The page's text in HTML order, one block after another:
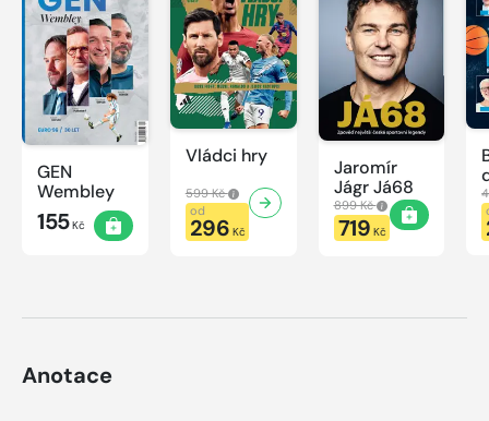
GEN
Wembley
155Kč
Vládci hry
599 Kč
od
296 Kč
Jaromír
Jágr Já68
899 Kč
719 Kč
Anotace